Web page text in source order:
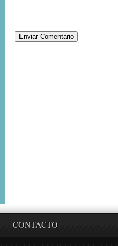
CONTACTO